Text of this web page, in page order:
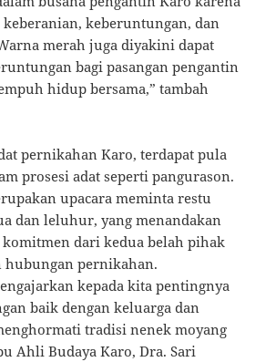
keberuntungan, dan
merah juga diyakini dapat
bagi pasangan pengantin
hidup bersama,” tambah
pernikahan Karo, terdapat pula
prosesi adat seperti pangurason.
upacara meminta restu
dan leluhur, yang menandakan
dari kedua belah pihak
pernikahan.
kepada kita pentingnya
baik dengan keluarga dan
tradisi nenek moyang
Ahli Budaya Karo, Dra. Sari